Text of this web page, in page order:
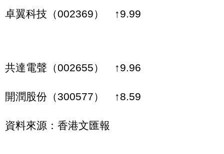
卓翼科技（002369） ↑9.99
共達電聲（002655） ↑9.96
開潤股份（300577） ↑8.59
資料來源：香港文匯報